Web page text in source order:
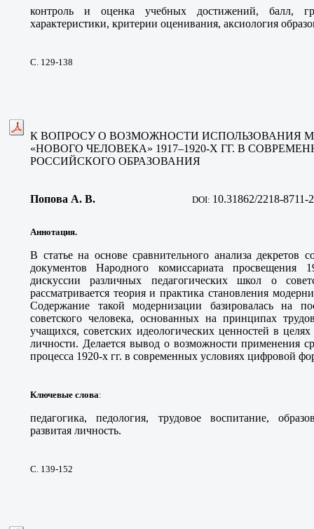
контроль и оценка учебных достижений, балл,
характеристики, критерии оценивания, аксиология
С. 129-138
К ВОПРОСУ О ВОЗМОЖНОСТИ ИСПОЛЬЗОВАНИЯ
«НОВОГО ЧЕЛОВЕКА» 1917–1920-Х ГГ. В
РОССИЙСКОГО ОБРАЗОВАНИЯ
Попова А. В. DOI: 10.31862/2218-8711-
Аннотация.
В статье на основе сравнительного анализа декретов
документов Народного комиссариата просвещения
дискуссии различных педагогических школ о
рассматривается теория и практика становления
Содержание такой модернизации базировалась на
советского человека, основанных на принципах
учащихся, советских идеологических ценностей в целях
личности. Делается вывод о возможности применения
процесса 1920-х гг. в современных условиях цифровой
Ключевые слова:
педагогика, педология, трудовое воспитание,
развитая личность.
С. 139-152